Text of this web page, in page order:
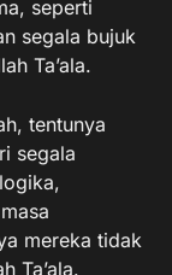
seperti
segala bujuk
Ta’ala.
tentunya
segala
mereka tidak
Ta’ala.